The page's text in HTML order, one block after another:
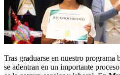
Tras graduarse en nuestro programa
se adentran en un importante